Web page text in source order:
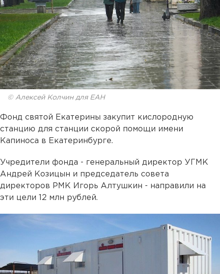
© Алексей Колчин для ЕАН
Фонд святой Екатерины закупит кислородную
станцию для станции скорой помощи имени
Капиноса в Екатеринбурге.
Учредители фонда - генеральный директор УГМК
Андрей Козицын и председатель совета
директоров РМК Игорь Алтушкин - направили на
эти цели 12 млн рублей.